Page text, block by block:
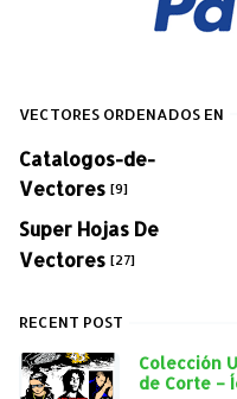
VECTORES ORDENADOS EN
Catalogos-de-
Vectores [9]
Super Hojas De
Vectores [27]
RECENT POST
Colección
de Corte –